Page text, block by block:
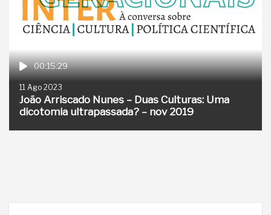
00:15:29
11 Ago 2023
João Arriscado Nunes – Duas Culturas: Uma
dicotomia ultrapassada? – nov 2019